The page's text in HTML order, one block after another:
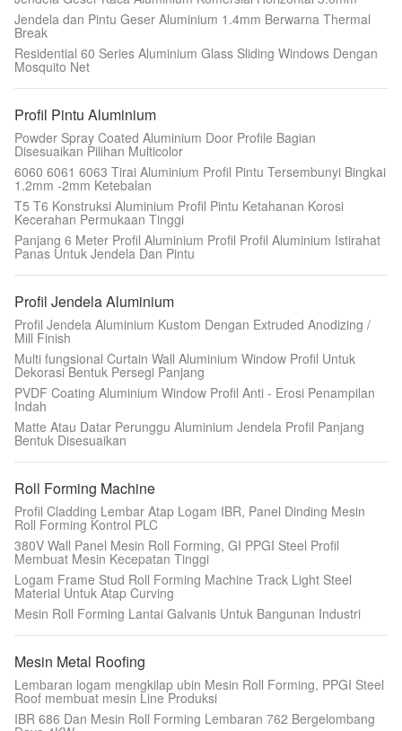
Jendela dan Pintu Geser Aluminium 1.4mm Berwarna Thermal
Break
Residential 60 Series Aluminium Glass Sliding Windows Dengan
Mosquito Net
Profil Pintu Aluminium
Powder Spray Coated Aluminium Door Profile Bagian
Disesuaikan Pilihan Multicolor
6060 6061 6063 Tirai Aluminium Profil Pintu Tersembunyi Bingkai
1.2mm -2mm Ketebalan
T5 T6 Konstruksi Aluminium Profil Pintu Ketahanan Korosi
Kecerahan Permukaan Tinggi
Panjang 6 Meter Profil Aluminium Profil Profil Aluminium Istirahat
Panas Untuk Jendela Dan Pintu
Profil Jendela Aluminium
Profil Jendela Aluminium Kustom Dengan Extruded Anodizing /
Mill Finish
Multi fungsional Curtain Wall Aluminium Window Profil Untuk
Dekorasi Bentuk Persegi Panjang
PVDF Coating Aluminium Window Profil Anti - Erosi Penampilan
Indah
Matte Atau Datar Perunggu Aluminium Jendela Profil Panjang
Bentuk Disesuaikan
Roll Forming Machine
Profil Cladding Lembar Atap Logam IBR, Panel Dinding Mesin
Roll Forming Kontrol PLC
380V Wall Panel Mesin Roll Forming, GI PPGI Steel Profil
Membuat Mesin Kecepatan Tinggi
Logam Frame Stud Roll Forming Machine Track Light Steel
Material Untuk Atap Curving
Mesin Roll Forming Lantai Galvanis Untuk Bangunan Industri
Mesin Metal Roofing
Lembaran logam mengkilap ubin Mesin Roll Forming, PPGI Steel
Roof membuat mesin Line Produksi
IBR 686 Dan Mesin Roll Forming Lembaran 762 Bergelombang